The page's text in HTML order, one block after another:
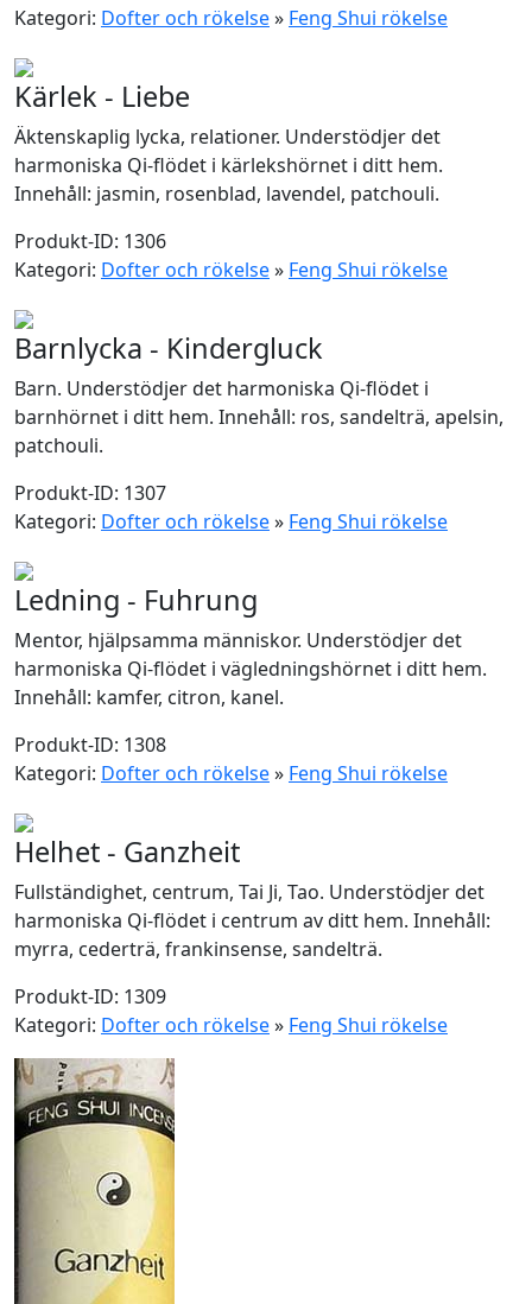
Kategori: Dofter och rökelse» Feng Shui rökelse
Kärlek - Liebe
Äktenskaplig lycka, relationer. Understödjer det
harmoniska Qi-flödet i kärlekshörnet i ditt hem.
Innehåll: jasmin, rosenblad, lavendel, patchouli.
Produkt-ID: 1306
Kategori: Dofter och rökelse» Feng Shui rökelse
Barnlycka - Kindergluck
Barn. Understödjer det harmoniska Qi-flödet i
barnhörnet i ditt hem. Innehåll: ros, sandelträ, apelsin,
patchouli.
Produkt-ID: 1307
Kategori: Dofter och rökelse» Feng Shui rökelse
Ledning - Fuhrung
Mentor, hjälpsamma människor. Understödjer det
harmoniska Qi-flödet i vägledningshörnet i ditt hem.
Innehåll: kamfer, citron, kanel.
Produkt-ID: 1308
Kategori: Dofter och rökelse» Feng Shui rökelse
Helhet - Ganzheit
Fullständighet, centrum, Tai Ji, Tao. Understödjer det
harmoniska Qi-flödet i centrum av ditt hem. Innehåll:
myrra, cederträ, frankinsense, sandelträ.
Produkt-ID: 1309
Kategori: Dofter och rökelse» Feng Shui rökelse